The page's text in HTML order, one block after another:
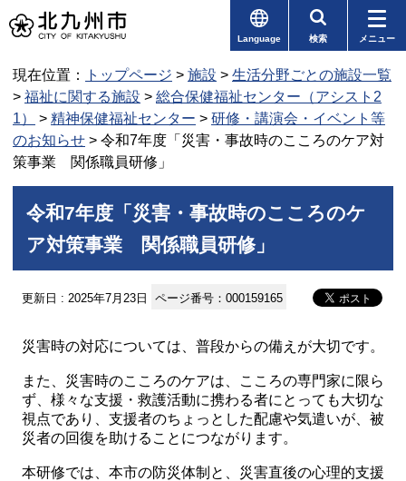
Language 検索 メニュー
現在位置： トップページ > 施設 > 生活分野ごとの施設一覧
> 福祉に関する施設 > 総合保健福祉センター（アシスト2
1）
> 精神保健福祉センター > 研修・講演会・イベント等
のお知らせ > 令和7年度「災害・事故時のこころのケア対
策事業 関係職員研修」
令和7年度「災害・事故時のこころのケ
ア対策事業 関係職員研修」
更新日 : 2025年7月23日 ページ番号：000159165
災害時の対応については、普段からの備えが大切です。
また、災害時のこころのケアは、こころの専門家に限ら
ず、様々な支援・救護活動に携わる者にとっても大切な
視点であり、支援者のちょっとした配慮や気遣いが、被
災者の回復を助けることにつながります。
本研修では、本市の防災体制と、災害直後の心理的支援